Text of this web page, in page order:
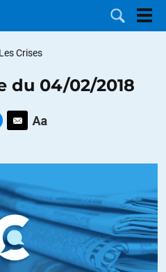
Crises
du 04/02/2018